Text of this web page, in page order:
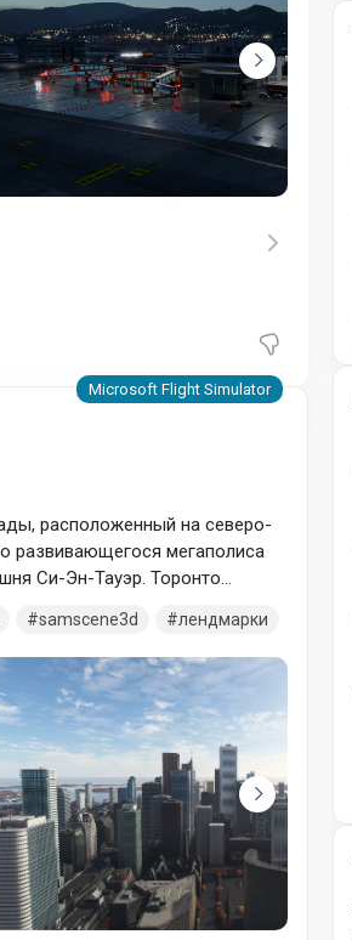
расположенный на северо-
развивающегося мегаполиса
Си-Эн-Тауэр. Торонто
спортивными сооружениями и
samscene3d лендмарки